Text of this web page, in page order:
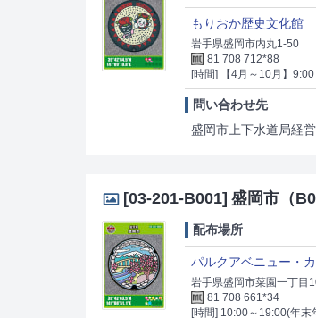
もりおか歴史文化館
岩手県盛岡市内丸1-50
81 708 712*88
[時間] 【4月～10月】
問い合わせ先
盛岡市上下水道局経
[03-201-B001] 盛岡市（
配布場所
パルクアベニュー・
岩手県盛岡市菜園一丁目
81 708 661*34
[時間] 10:00～19:00(年末